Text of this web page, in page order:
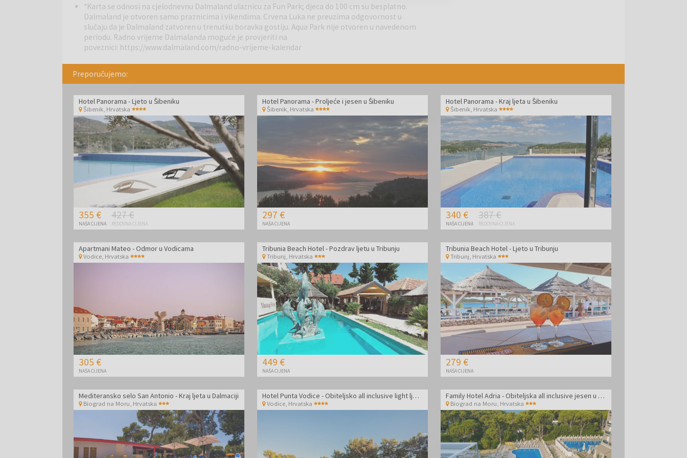
restoranima.
Biograd na Morujedno je od najvažnijih turističkih i nautičkih središta na jadranskoj obali. Grad je poznat po
svojoj bogatoj povijesti jer je nekada bio krunidbeni grad hrvatskih kraljeva. Zahvaljujući izvrsnom položaju
Nacionalnog parka Paklenica te Parka prirode Vransko jezero. U blizini se nalazi i zračna luka Zadar, udaljena oko
30 km.
*Karta se odnosi na cjelodnevnu Dalmaland ulaznicu za Fun Park; djeca do 100 cm su besplatno.
Dalmaland je otvoren samo praznicima i vikendima. Crvena Luka ne preuzima odgovornost u
slučaju da je Dalmaland zatvoren u trenutku boravka gostiju. Aqua Park nije otvoren u navedenom
periodu. Radno vrijeme Dalmalanda moguće je provjeriti na
poveznici: https://www.dalmaland.com/radno-vrijeme-kalendar
Preporučujemo:
Hotel Panorama - Ljeto u Šibeniku
Šibenik Hrvatska
355 €
NAŠA CIJENA
427 €
REDOVNA CIJENA
Hotel Panorama - Proljeće i jesen u Šibeniku
Šibenik, Hrvatska
297 €
NAŠA CIJENA
Hotel Panorama - Kraj ljeta u Šibeniku
Šibenik, Hrvatska
340 €
NAŠA CIJENA
387 €
REDOVNA CIJENA
Apartmani Mateo - Odmor u Vodicama
Vodice Hrvatska
305 €
NAŠA CIJENA
Tribunia Beach Hotel - Pozdrav ljetu u Tribunju
Tribunj Hrvatska
449 €
NAŠA CIJENA
Tribunia Beach Hotel - Ljeto u Tribunju
Tribunj Hrvatska
279 €
NAŠA CIJENA
Mediteransko selo San Antonio - Kraj ljeta u Dalmaciji
Biograd na Moru Hrvatska
Hotel Punta Vodice - Obiteljsko all inclusive light ljeto s daškom wellnessa
Vodice, Hrvatska
Family Hotel Adria - Obiteljska all inclusive jesen u Dalmaciji
Biograd na Moru Hrvatska